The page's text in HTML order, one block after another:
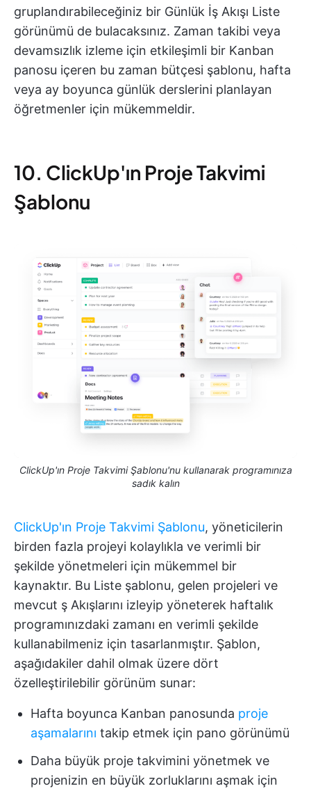
gruplandırabileceğiniz bir Günlük İş Akışı Liste
görünümü de bulacaksınız. Zaman takibi veya
devamsızlık izleme için etkileşimli bir Kanban
panosu içeren bu zaman bütçesi şablonu, hafta
veya ay boyunca günlük derslerini planlayan
öğretmenler için mükemmeldir.
10. ClickUp'ın Proje Takvimi
Şablonu
ClickUp'ın Proje Takvimi Şablonu'nu kullanarak programınıza
sadık kalın
ClickUp'ın Proje Takvimi Şablonu, yöneticilerin
birden fazla projeyi kolaylıkla ve verimli bir
şekilde yönetmeleri için mükemmel bir
kaynaktır. Bu Liste şablonu, gelen projeleri ve
mevcut ş Akışlarını izleyip yöneterek haftalık
programınızdaki zamanı en verimli şekilde
kullanabilmeniz için tasarlanmıştır. Şablon,
aşağıdakiler dahil olmak üzere dört
özelleştirilebilir görünüm sunar:
Hafta boyunca Kanban panosunda proje
aşamalarını takip etmek için pano görünümü
Daha büyük proje takvimini yönetmek ve
projenizin en büyük zorluklarını aşmak için